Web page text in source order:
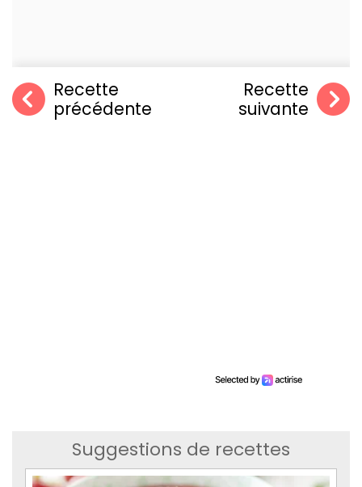
Recette
précédente
Recette
suivante
Suggestions de recettes